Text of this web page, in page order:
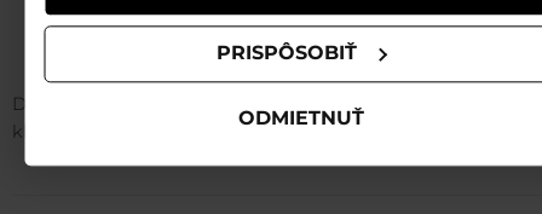
PRISPÔSOBIŤ
ODMIETNUŤ
Ako získať denník?
Denník Dobrodružstvo ovečky Valašky si môžete
klientských centrách
Biela púť a Krupová.